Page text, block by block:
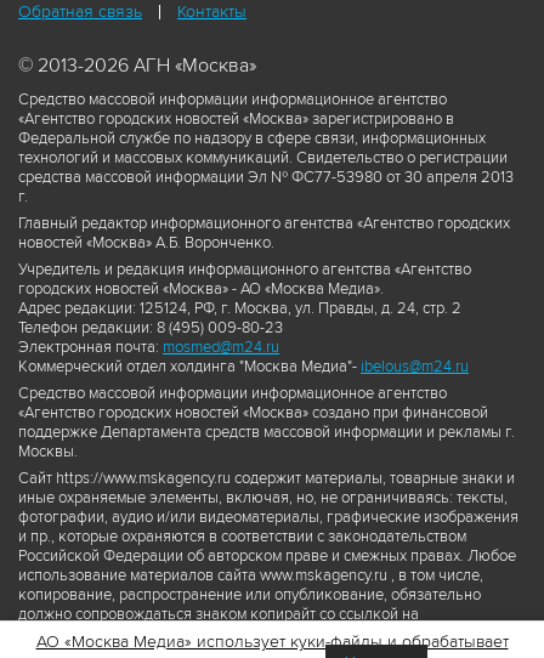
Обратная связь Контакты
© 2013-2026 АГН «Москва»
Средство массовой информации информационное агентство
«Агентство городских новостей «Москва» зарегистрировано в
Федеральной службе по надзору в сфере связи, информационных
технологий и массовых коммуникаций. Свидетельство о регистрации
средства массовой информации Эл № ФС77-53980 от 30 апреля 2013
г.
Главный редактор информационного агентства «Агентство городских
новостей «Москва» А.Б. Воронченко.
Учредитель и редакция информационного агентства «Агентство
городских новостей «Москва» - АО «Москва Медиа».
Адрес редакции: 125124, РФ, г. Москва, ул. Правды, д. 24, стр. 2
Телефон редакции: 8 (495) 009-80-23
Электронная почта: mosmed@m24.ru
Коммерческий отдел холдинга "Москва Медиа"- ibelous@m24.ru
Средство массовой информации информационное агентство
«Агентство городских новостей «Москва» создано при финансовой
поддержке Департамента средств массовой информации и рекламы г.
Москвы.
Сайт https://www.mskagency.ru содержит материалы, товарные знаки и
иные охраняемые элементы, включая, но, не ограничиваясь: тексты,
фотографии, аудио и/или видеоматериалы, графические изображения
и пр., которые охраняются в соответствии с законодательством
Российской Федерации об авторском праве и смежных правах. Любое
использование материалов сайта www.mskagency.ru , в том числе,
копирование, распространение или опубликование, обязательно
должно сопровождаться знаком копирайт со ссылкой на
правообладателя © АО «Москва Медиа», а также гиперссылкой на сайт
www.mskagency.ru как на первоисточник информации. Переработка
АО «Москва Медиа» использует куки-файлы и обрабатывает